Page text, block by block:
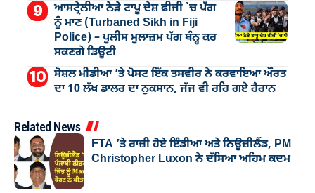
ਆਸਟ੍ਰੇਲੀਆ ਨੇੜੇ ਟਾਪੂ ਦੇਸ਼ ਫੀਜੀ `ਚ ਪੱਗ
ਨੂੰ ਮਾਣ (Turbaned Sikh in Fiji
Police) – ਪੁਲੀਸ ਮੁਲਾਜ਼ਮ ਪੱਗ ਬੰਨ੍ਹ ਕਰ
ਸਕਣਗੇ ਡਿਊਟੀ
ਸੋਸ਼ਲ ਮੀਡੀਆ ’ਤੇ ਪੋਸਟ ਇੱਕ ਤਸਵੀਰ ਨੇ ਕਰਵਾਇਆ ਔਰਤ
ਦਾ 10 ਲੱਖ ਡਾਲਰ ਦਾ ਨੁਕਸਾਨ, ਜੱਜ ਵੀ ਰਹਿ ਗਏ ਹੈਰਾਨ
Related News
FTA ’ਤੇ ਰਾਜ਼ੀ ਹੋਏ ਇੰਡੀਆ ਅਤੇ ਨਿਊਜ਼ੀਲੈਂਡ, PM
Christopher Luxon ਨੇ ਦੱਸਿਆ ਅਹਿਮ ਕਦਮ